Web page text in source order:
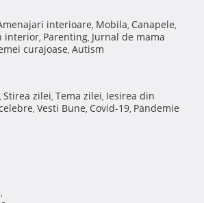
interioare, Mobila, Canapele,
interior, Parenting, Jurnal de mama
curajoase, Autism
, Stirea zilei, Tema zilei, Iesirea din
, Vesti Bune, Covid-19, Pandemie
,